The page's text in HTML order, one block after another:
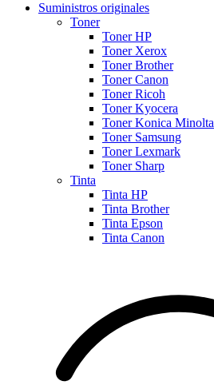
Suministros originales
Toner
Toner HP
Toner Xerox
Toner Brother
Toner Canon
Toner Ricoh
Toner Kyocera
Toner Konica Minolta
Toner Samsung
Toner Lexmark
Toner Sharp
Tinta
Tinta HP
Tinta Brother
Tinta Epson
Tinta Canon